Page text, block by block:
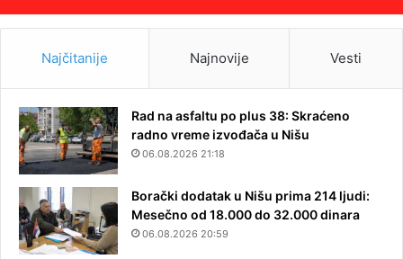
Najčitanije Najnovije Vesti
Rad na asfaltu po plus 38: Skraćeno
radno vreme izvođača u Nišu
06.08.2026 21:18
Borački dodatak u Nišu prima 214 ljudi:
Mesečno od 18.000 do 32.000 dinara
06.08.2026 20:59